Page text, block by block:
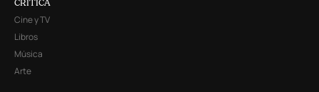
CRITICA
Cine y TV
Libros
Música
Arte